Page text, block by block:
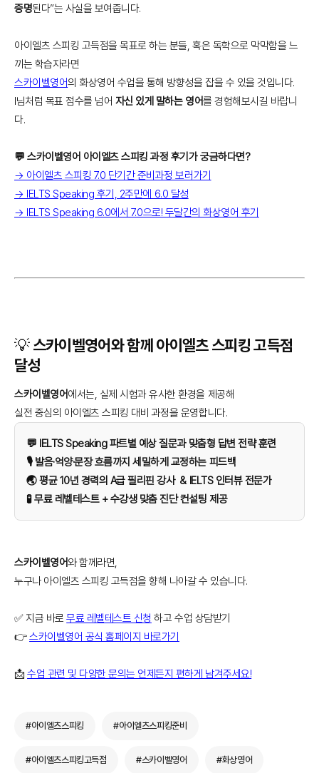
증명된다”는 사실을 보여줍니다.
아이엘츠 스피킹 고득점을 목표로 하는 분들, 혹은 독학으로 막막함을 느
끼는 학습자라면
스카이벨영어의 화상영어 수업을 통해 방향성을 잡을 수 있을 것입니다.
I님처럼 목표 점수를 넘어 자신 있게 말하는 영어를 경험해보시길 바랍니
다.
💬 스카이벨영어 아이엘츠 스피킹 과정 후기가 궁금하다면?
→ 아이엘츠 스피킹 7.0 단기간 준비과정 보러가기
→ IELTS Speaking 후기, 2주만에 6.0 달성
→ IELTS Speaking 6.0에서 7.0으로! 두달간의 화상영어 후기
💡 스카이벨영어와 함께 아이엘츠 스피킹 고득점
달성
스카이벨영어에서는, 실제 시험과 유사한 환경을 제공해
실전 중심의 아이엘츠 스피킹 대비 과정을 운영합니다.
💬 IELTS Speaking 파트별 예상 질문과 맞춤형 답변 전략 훈련
🎙️ 발음·억양·문장 흐름까지 세밀하게 교정하는 피드백
🌏 평균 10년 경력의 A급 필리핀 강사 & IELTS 인터뷰 전문가
🧪 무료 레벨테스트 + 수강생 맞춤 진단 컨설팅 제공
스카이벨영어와 함께라면,
누구나 아이엘츠 스피킹 고득점을 향해 나아갈 수 있습니다.
✅ 지금 바로무료 레벨테스트 신청 하고 수업 상담받기
👉스카이벨영어 공식 홈페이지 바로가기
📩수업 관련 및 다양한 문의는 언제든지 편하게 남겨주세요!
#아이엘츠스피킹 #아이엘츠스피킹준비
#아이엘츠스피킹고득점 #스카이벨영어 #화상영어